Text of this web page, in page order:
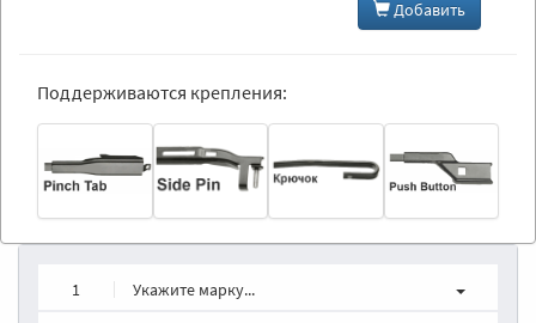
Добавить
Поддерживаются крепления:
1 Укажите марку...